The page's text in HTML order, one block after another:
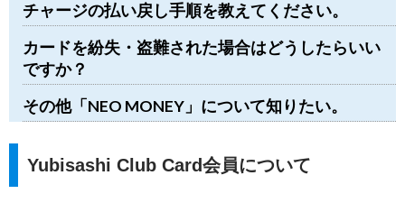
チャージの払い戻し手順を教えてください。
カードを紛失・盗難された場合はどうしたらいい
ですか？
その他「NEO MONEY」について知りたい。
Yubisashi Club Card会員について